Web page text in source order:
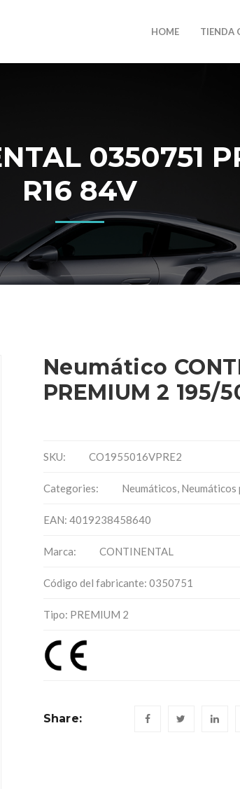
HOME TIENDA
0350751
R16 84V
Neumático
PREMIUM 2 195/
SKU: CO1955016VPRE2
Categories: Neumáticos, Neumáticos
EAN: 4019238458640
Marca: CONTINENTAL
Código del fabricante: 0350751
Tipo: PREMIUM 2
Share: